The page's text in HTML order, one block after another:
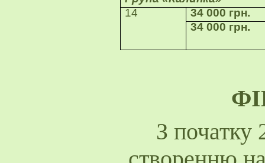
14
34 000 грн.
34 000 грн.
З початку